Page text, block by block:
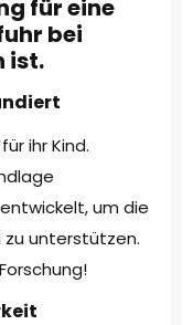
für eine
bei
ist.
ihr Kind.
um die
zu unterstützen.